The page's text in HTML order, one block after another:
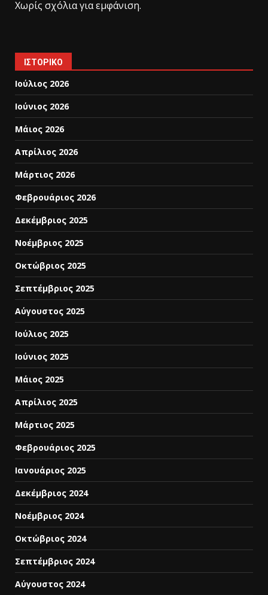
Χωρίς σχόλια για εμφάνιση.
ΙΣΤΟΡΙΚΌ
Ιούλιος 2026
Ιούνιος 2026
Μάιος 2026
Απρίλιος 2026
Μάρτιος 2026
Φεβρουάριος 2026
Δεκέμβριος 2025
Νοέμβριος 2025
Οκτώβριος 2025
Σεπτέμβριος 2025
Αύγουστος 2025
Ιούλιος 2025
Ιούνιος 2025
Μάιος 2025
Απρίλιος 2025
Μάρτιος 2025
Φεβρουάριος 2025
Ιανουάριος 2025
Δεκέμβριος 2024
Νοέμβριος 2024
Οκτώβριος 2024
Σεπτέμβριος 2024
Αύγουστος 2024